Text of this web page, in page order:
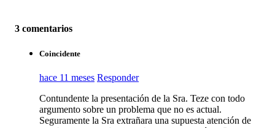
3 comentarios
Coincidente
hace 11 meses Responder
Contundente la presentación de la Sra. Teze con todo
argumento sobre un problema que no es actual.
Seguramente la Sra extrañara una supuesta atención de